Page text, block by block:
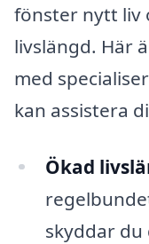
fönster nytt liv
livslängd. Här
med
kan assistera
Ökad
skyddar du